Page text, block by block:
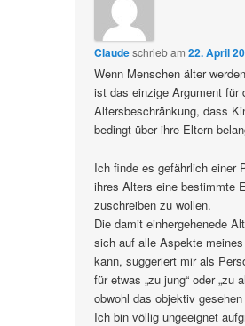
Claudeschriebam22. April
Wenn Menschen älter
ist das einzige Argument für
Altersbeschränkung, dass
bedingt über ihre Eltern
Ich finde es gefährlich einer
ihres Alters eine bestimmte
zuschreiben zu wollen.
Die damit einhergehenede
sich auf alle Aspekte
kann, suggeriert mir als
für etwas „zu jung“ oder „zu
obwohl das objektiv
Ich bin völlig ungeeignet